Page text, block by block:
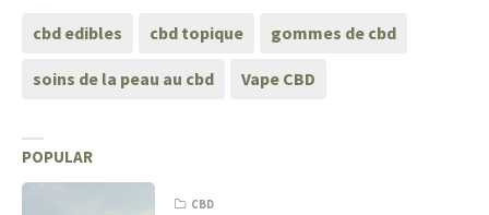
cbd edibles cbd topique gommes de cbd
soins de la peau au cbd Vape CBD
POPULAR
CBD